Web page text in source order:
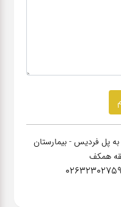
پل فردیس - بیمارستان